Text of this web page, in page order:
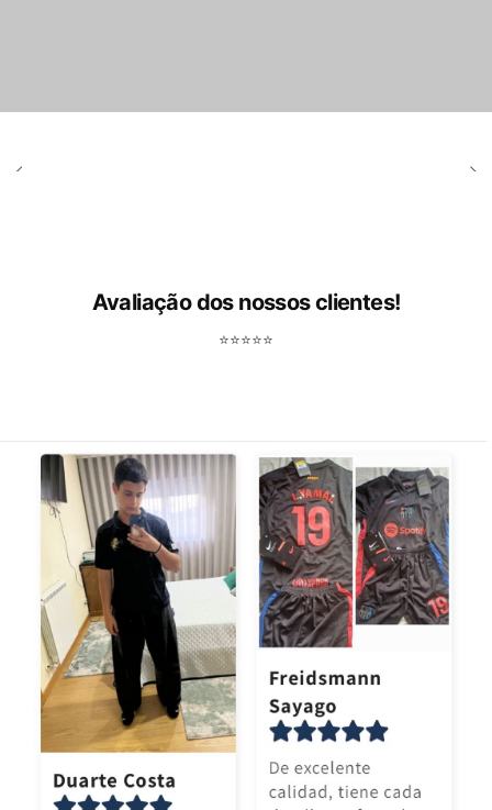
Avaliação dos nossos clientes!
⭐⭐⭐⭐⭐